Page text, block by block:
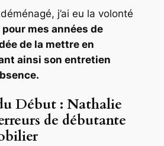
j’ai eu la volonté
mes années de
de la mettre en
ainsi son entretien
Début : Nathalie
de débutante